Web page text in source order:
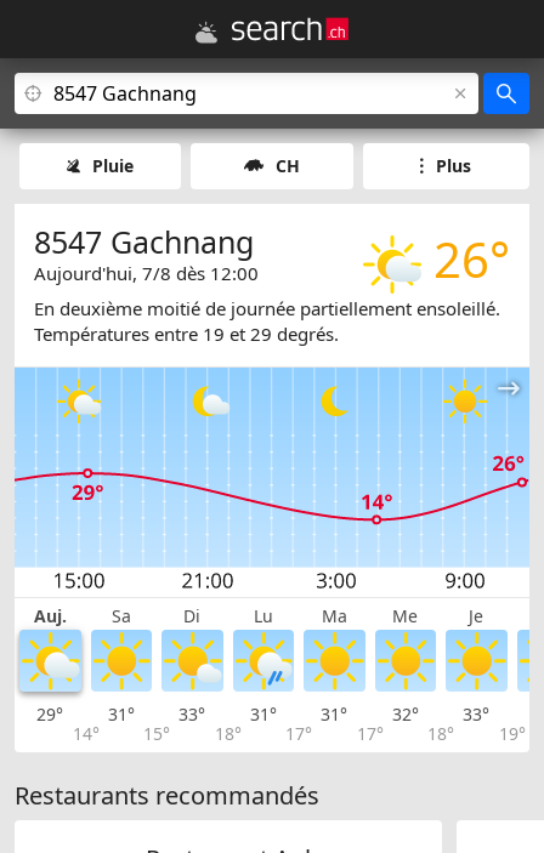
Pluie CH Plus
26°
8547 Gachnang
Aujourd'hui, 7/8 dès 12:00
En deuxième moitié de journée partiellement ensoleillé.
Températures entre 19 et 29 degrés.
Auj. Sa Di Lu Ma Me Je
29°
14°
31°
15°
33°
18°
31°
17°
31°
17°
32°
18°
33°
19°
Restaurants recommandés